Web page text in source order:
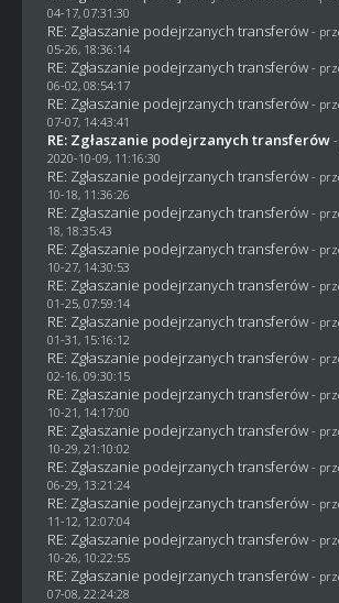
04-17, 07:31:30
RE: Zgłaszanie podejrzanych transferów -
05-26, 18:36:14
RE: Zgłaszanie podejrzanych transferów -
06-02, 08:54:17
RE: Zgłaszanie podejrzanych transferów -
07-07, 14:43:41
RE: Zgłaszanie podejrzanych transferów
2020-10-09, 11:16:30
RE: Zgłaszanie podejrzanych transferów -
10-18, 11:36:26
RE: Zgłaszanie podejrzanych transferów -
18, 18:35:43
RE: Zgłaszanie podejrzanych transferów -
10-27, 14:30:53
RE: Zgłaszanie podejrzanych transferów -
01-25, 07:59:14
RE: Zgłaszanie podejrzanych transferów -
01-31, 15:16:12
RE: Zgłaszanie podejrzanych transferów -
02-16, 09:30:15
RE: Zgłaszanie podejrzanych transferów -
10-21, 14:17:00
RE: Zgłaszanie podejrzanych transferów -
10-29, 21:10:02
RE: Zgłaszanie podejrzanych transferów -
06-29, 13:21:24
RE: Zgłaszanie podejrzanych transferów -
11-12, 12:07:04
RE: Zgłaszanie podejrzanych transferów -
10-26, 10:22:55
RE: Zgłaszanie podejrzanych transferów -
07-08, 22:24:28